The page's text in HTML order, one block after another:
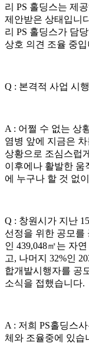
리 PS 홀딩스는 제
제안받은 상태입니
리 PS 홀딩스가 담
상호 의견 조율 중입
Q : 본격적 사업 시
A : 어쩔 수 없는 상
염병 앞에 지금은
상황으로 조심스럽
이후에나 활발한 움
에 누구나 할 것 없
Q : 창원시가 지난
선정을 위한 공모를
인 439,048㎡는 자
고, 나머지 32%인
합개발시행자를 공
소식을 접했습니다.
A : 저희 PS홀딩스
체와 조율중에 있습